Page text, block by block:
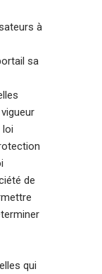
à
sa
loi
de
qui